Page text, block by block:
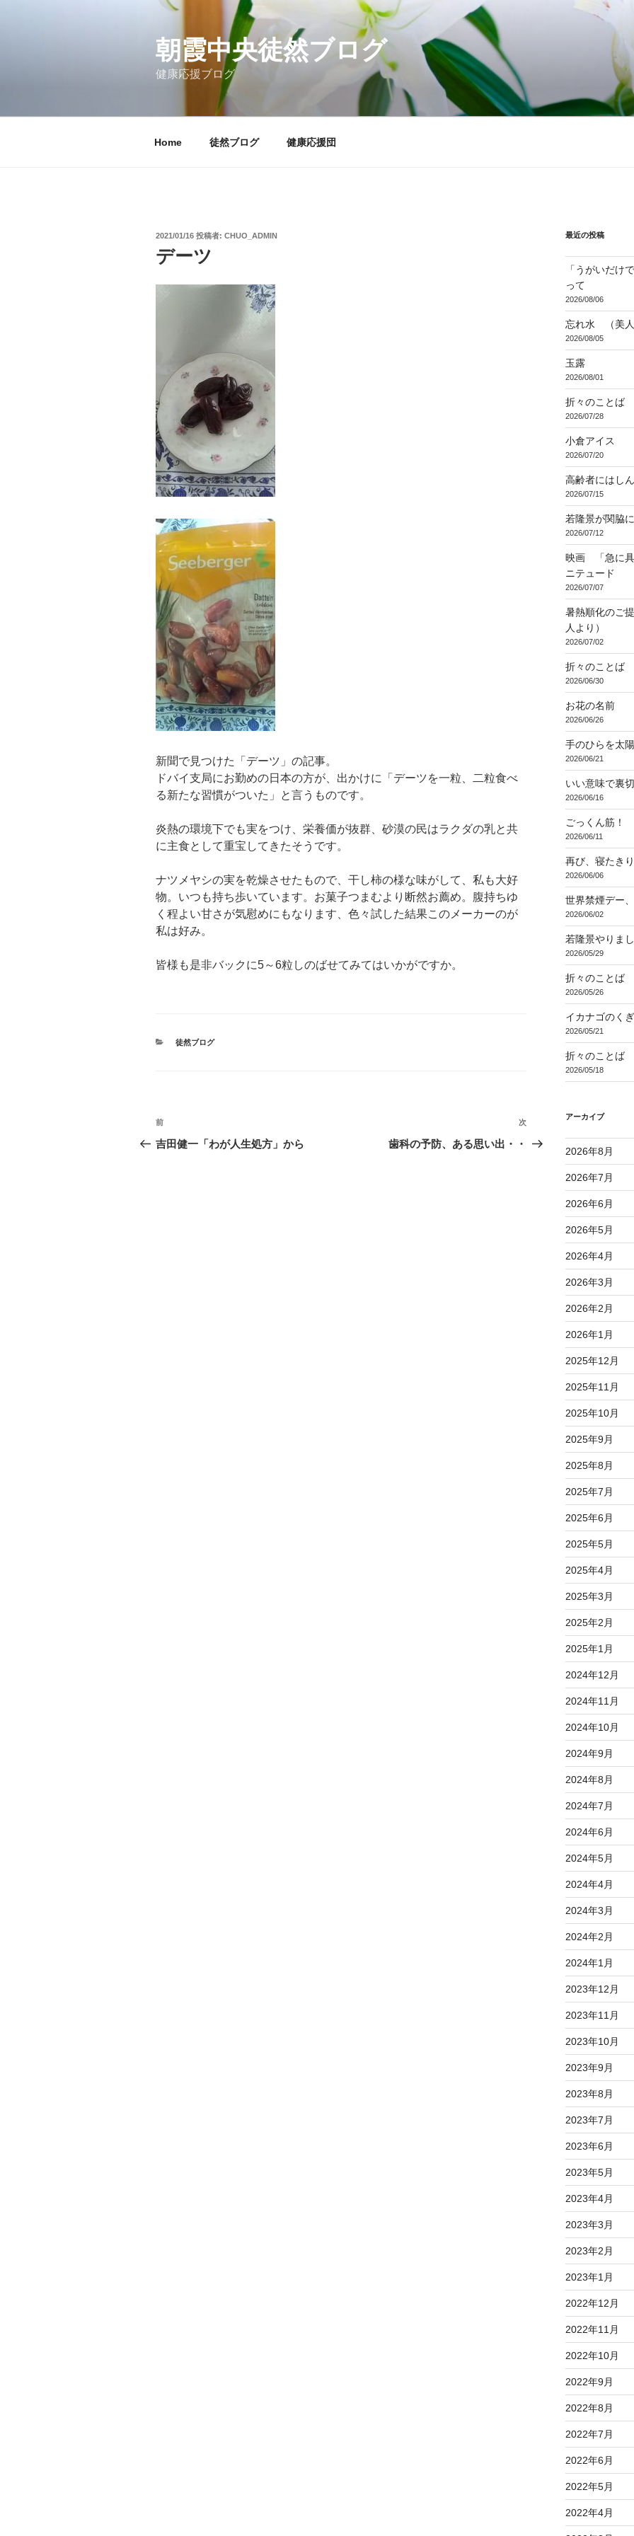
朝霞中央徒然ブログ
健康応援ブログ
Home 徒然ブログ 健康応援団
投
日:
2021/01/16 投稿者: CHUO_ADMIN
デーツ
新聞で見つけた「デーツ」の記事。
ドバイ支局にお勤めの日本の方が、出かけに「デーツを一粒、二粒食べ
る新たな習慣がついた」と言うものです。
炎熱の環境下でも実をつけ、栄養価が抜群、砂漠の民はラクダの乳と共
に主食として重宝してきたそうです。
ナツメヤシの実を乾燥させたもので、干し柿の様な味がして、私も大好
物。いつも持ち歩いています。お菓子つまむより断然お薦め。腹持ちゆ
く程よい甘さが気慰めにもなります、色々試した結果このメーカーのが
私は好み。
皆様も是非バックに5～6粒しのばせてみてはいかがですか。
カ
徒然ブログ
投
稿
前
の
前
吉田健一「わが人生処方」から
次
の
次
歯科の予防、ある思い出・・
最近の投稿
「うがいだけ
って
2026/08/06
忘れ水 （美人
2026/08/05
玉露
2026/08/01
折々のことば
2026/07/28
小倉アイス
2026/07/20
高齢者にはし
2026/07/15
若隆景が関脇に
2026/07/12
映画 「急に具
ニテュード
2026/07/07
暑熱順化のご
人より）
2026/07/02
折々のことば
2026/06/30
お花の名前
2026/06/26
手のひらを太
2026/06/21
いい意味で裏
2026/06/16
ごっくん筋！
2026/06/11
再び、寝たき
2026/06/06
世界禁煙デー
2026/06/02
若隆景やりまし
2026/05/29
折々のことば
2026/05/26
イカナゴのく
2026/05/21
折々のことば
2026/05/18
アーカイブ
2026年8月
2026年7月
2026年6月
2026年5月
2026年4月
2026年3月
2026年2月
2026年1月
2025年12月
2025年11月
2025年10月
2025年9月
2025年8月
2025年7月
2025年6月
2025年5月
2025年4月
2025年3月
2025年2月
2025年1月
2024年12月
2024年11月
2024年10月
2024年9月
2024年8月
2024年7月
2024年6月
2024年5月
2024年4月
2024年3月
2024年2月
2024年1月
2023年12月
2023年11月
2023年10月
2023年9月
2023年8月
2023年7月
2023年6月
2023年5月
2023年4月
2023年3月
2023年2月
2023年1月
2022年12月
2022年11月
2022年10月
2022年9月
2022年8月
2022年7月
2022年6月
2022年5月
2022年4月